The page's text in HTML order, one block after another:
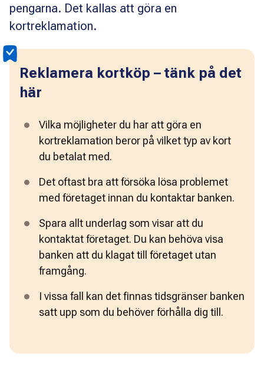
pengarna. Det kallas att göra en
kortreklamation.
Reklamera kortköp – tänk på det
här
Vilka möjligheter du har att göra en
kortreklamation beror på vilket typ av kort
du betalat med.
Det oftast bra att försöka lösa problemet
med företaget innan du kontaktar banken.
Spara allt underlag som visar att du
kontaktat företaget. Du kan behöva visa
banken att du klagat till företaget utan
framgång.
I vissa fall kan det finnas tidsgränser banken
satt upp som du behöver förhålla dig till.